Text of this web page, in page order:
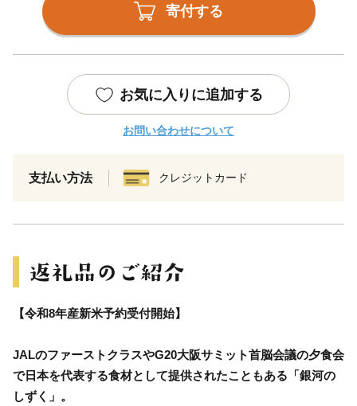
寄付する
お気に入りに追加する
お問い合わせについて
支払い方法 クレジットカード
【令和8年産新米予約受付開始】
JALのファーストクラスやG20大阪サミット首脳会議の夕食会
で日本を代表する食材として提供されたこともある「銀河の
しずく」。